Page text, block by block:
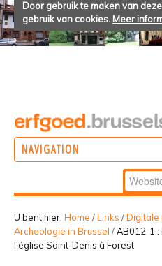
Door gebruik te maken van
gebruik van cookies. Meer
NAVIGATION
BELEVEN
Zoek
zoeken...
U bent hier: Home /Links /Digitale
Archeologie in Brussel /AB012-1 :
l'église Saint-Denis à Forest